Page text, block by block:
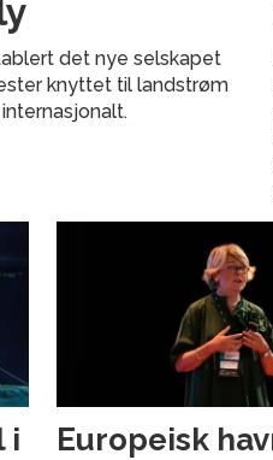
det nye selskapet
knyttet til landstrøm
i
Europeisk